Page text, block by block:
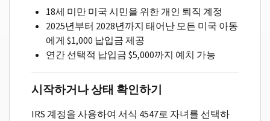
18세 미만 미국 시민을 위한 개인 퇴직 계정
2025년부터 2028년까지 태어난 모든 미국 아동
에게 $1,000 납입금 제공
연간 선택적 납입금 $5,000까지 예치 가능
시작하거나 상태 확인하기
IRS 계정을 사용하여 서식 4547로 자녀를 선택하